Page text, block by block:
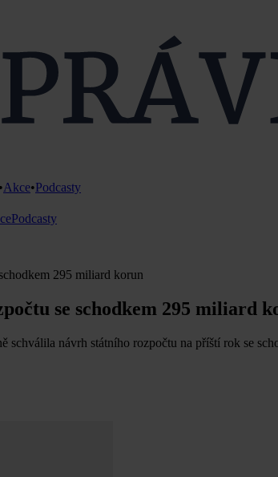
•Akce•Podcasty
Podcasty
295 miliard korun
se schodkem 295 miliard
schválila návrh státního rozpočtu na příští rok se